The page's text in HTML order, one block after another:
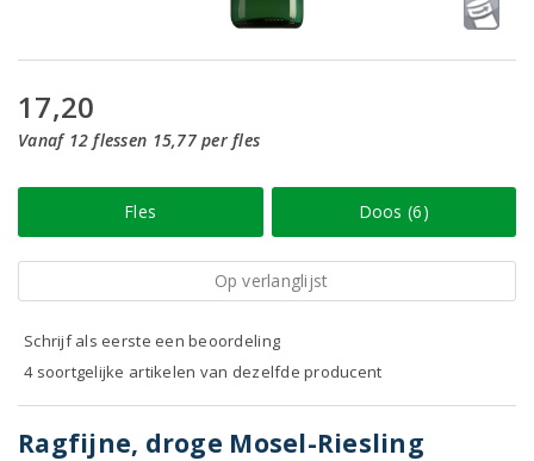
17,20
Vanaf 12 flessen 15,77 per fles
Fles Doos (6)
Op verlanglijst
Schrijf als eerste een beoordeling
4 soortgelijke artikelen van dezelfde producent
Ragfijne, droge Mosel-Riesling